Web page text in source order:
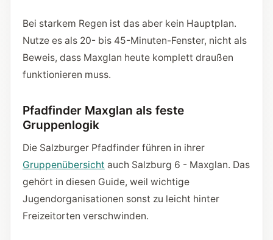
Bei starkem Regen ist das aber kein Hauptplan.
Nutze es als 20- bis 45-Minuten-Fenster, nicht als
Beweis, dass Maxglan heute komplett draußen
funktionieren muss.
Pfadfinder Maxglan als feste
Gruppenlogik
Die Salzburger Pfadfinder führen in ihrer
Gruppenübersicht auch Salzburg 6 - Maxglan. Das
gehört in diesen Guide, weil wichtige
Jugendorganisationen sonst zu leicht hinter
Freizeitorten verschwinden.